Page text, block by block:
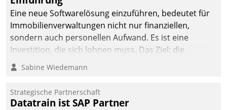
Eine neue Softwarelösung einzuführen, bedeutet für
Immobilienverwaltungen nicht nur finanziellen,
sondern auch personellen Aufwand. Es ist eine
Investition, die sich lohnen muss. Das Ziel: die
nachhaltige Optimierung der Geschäftsabläufe. Damit
dieses Ziel erreicht wird, sollten einige Grundregeln
Sabine Wiedemann
Strategische Partnerschaft
Datatrain ist SAP Partner